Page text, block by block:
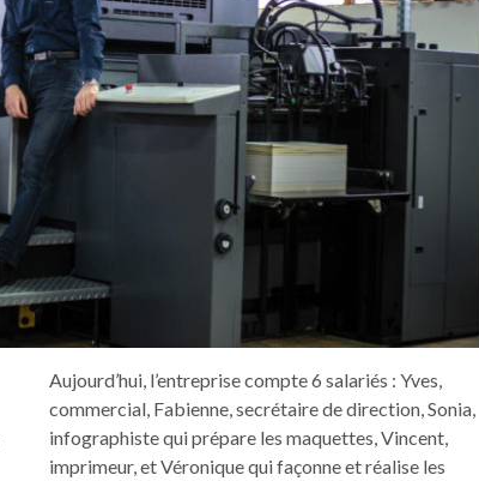
Aujourd’hui, l’entreprise compte 6 salariés : Yves,
commercial, Fabienne, secrétaire de direction, Sonia,
infographiste qui prépare les maquettes, Vincent,
imprimeur, et Véronique qui façonne et réalise les